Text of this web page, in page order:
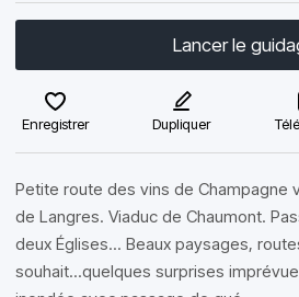
Lancer le
Enregistrer Dupliquer
Petite route des vins de Champagne
de Langres. Viaduc de Chaumont.
deux Églises... Beaux paysages,
souhait...quelques surprises